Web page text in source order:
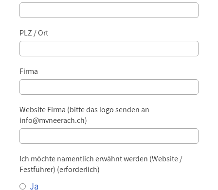
PLZ / Ort
Firma
Website Firma (bitte das logo senden an
info@mvneerach.ch)
Ich möchte namentlich erwähnt werden (Website /
Festführer) (erforderlich)
Ja